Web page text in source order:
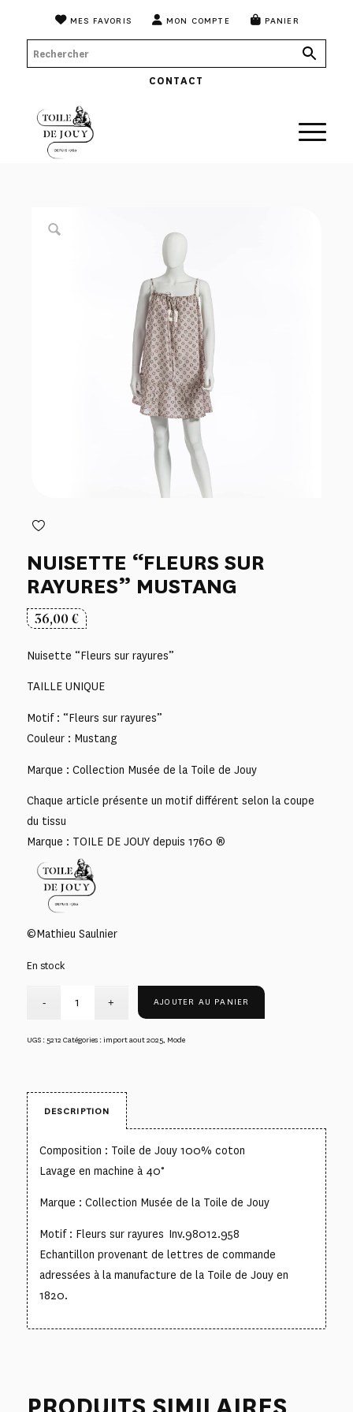
MES FAVORIS MON COMPTE PANIER
CONTACT
NUISETTE “FLEURS SUR
RAYURES” MUSTANG
36,00€
Nuisette “Fleurs sur rayures”
TAILLE UNIQUE
Motif : “Fleurs sur rayures”
Couleur : Mustang
Marque : Collection Musée de la Toile de Jouy
Chaque article présente un motif différent selon la coupe
du tissu
Marque : TOILE DE JOUY depuis 1760 ®
©Mathieu Saulnier
En stock
AJOUTER AU PANIER
UGS : 5212Catégories :import aout 2025, Mode
DESCRIPTION
Composition : Toile de Jouy 100% coton
Lavage en machine à 40°
Marque : Collection Musée de la Toile de Jouy
Motif : Fleurs sur rayures Inv.98012.958
Echantillon provenant de lettres de commande
adressées à la manufacture de la Toile de Jouy en
1820.